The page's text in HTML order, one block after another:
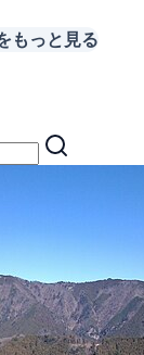
もっと見る